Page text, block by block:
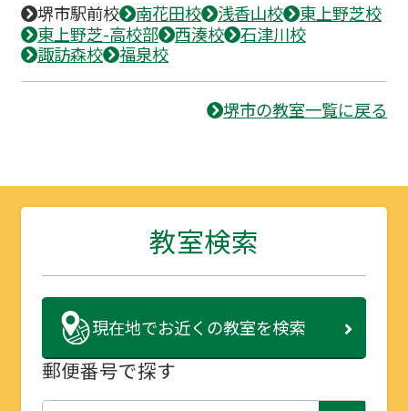
堺市駅前校 南花田校 浅香山校
東上野芝校
東上野芝-高校部
西湊校
石津川校
諏訪森校
福泉校
堺市の教室一覧に戻る
教室検索
現在地でお近くの教室を検索
郵便番号で探す